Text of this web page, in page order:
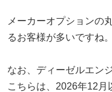
メーカーオプションの
るお客様が多いですね。
なお、ディーゼルエン
こちらは、2026年12月